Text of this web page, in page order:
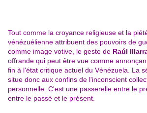
Tout comme la croyance religieuse et la
vénézuélienne attribuent des pouvoirs de
comme image votive, le geste de Raúl
offrande qui peut être vue comme
fin à l'état critique actuel du Vénézuela. La
situe donc aux confins de l'inconscient
personnelle. C'est une passerelle entre le
entre le passé et le présent.